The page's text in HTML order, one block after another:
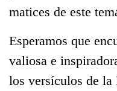
matices de este
Esperamos que
valiosa e
los versículos de la